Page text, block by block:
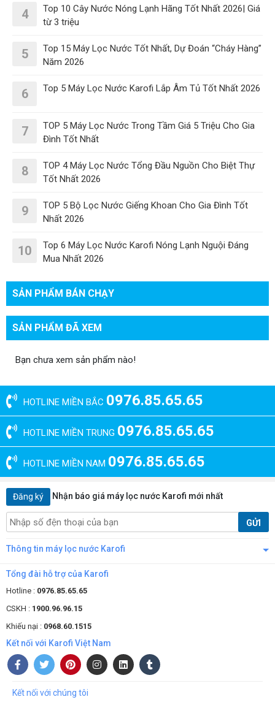
4
Top 10 Cây Nước Nóng Lạnh Hãng Tốt Nhất 2026| Giá
từ 3 triệu
5
Top 15 Máy Lọc Nước Tốt Nhất, Dự Đoán “Cháy Hàng”
Năm 2026
6 Top 5 Máy Lọc Nước Karofi Lắp Âm Tủ Tốt Nhất 2026
7
TOP 5 Máy Lọc Nước Trong Tầm Giá 5 Triệu Cho Gia
Đình Tốt Nhất
8
TOP 4 Máy Lọc Nước Tổng Đầu Nguồn Cho Biệt Thự
Tốt Nhất 2026
9
TOP 5 Bộ Lọc Nước Giếng Khoan Cho Gia Đình Tốt
Nhất 2026
10
Top 6 Máy Lọc Nước Karofi Nóng Lạnh Nguội Đáng
Mua Nhất 2026
SẢN PHẨM BÁN CHẠY
SẢN PHẨM ĐÃ XEM
Bạn chưa xem sản phẩm nào!
HOTLINE MIỀN BẮC 0976.85.65.65
HOTLINE MIỀN TRUNG 0976.85.65.65
HOTLINE MIỀN NAM 0976.85.65.65
Đăng ký Nhận báo giá máy lọc nước Karofi mới nhất
GỬI
Thông tin máy lọc nước Karofi
Tổng đài hỗ trợ của Karofi
Hotline : 0976.85.65.65
CSKH : 1900.96.96.15
Khiếu nại : 0968.60.1515
Kết nối với Karofi Việt Nam
Kết nối với chúng tôi